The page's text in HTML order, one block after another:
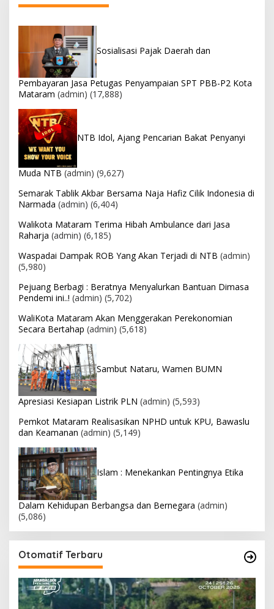
Sosialisasi Pajak Daerah dan
Pembayaran Jasa Petugas Penyampaian SPT PBB-P2 Kota
Mataram (admin) (17,888)
NTB Idol, Ajang Pencarian Bakat Penyanyi
Muda NTB (admin) (9,627)
Semarak Tablik Akbar Bersama Naja Hafiz Cilik Indonesia di
Narmada (admin) (6,404)
Walikota Mataram Terima Hibah Ambulance dari Jasa
Raharja (admin) (6,185)
Waspadai Dampak ROB Yang Akan Terjadi di NTB (admin)
(5,980)
Pejuang Berbagi : Beratnya Menyalurkan Bantuan Dimasa
Pendemi ini..! (admin) (5,702)
WaliKota Mataram Akan Menggerakan Perekonomian
Secara Bertahap (admin) (5,618)
Sambut Nataru, Wamen BUMN
Apresiasi Kesiapan Listrik PLN (admin) (5,593)
Pemkot Mataram Realisasikan NPHD untuk KPU, Bawaslu
dan Keamanan (admin) (5,149)
Islam : Menekankan Pentingnya Etika
Dalam Kehidupan Berbangsa dan Bernegara (admin)
(5,086)
Otomatif Terbaru